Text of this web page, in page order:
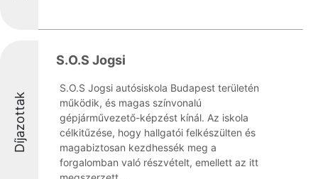
Díjazottak
S.O.S Jogsi
S.O.S Jogsi autósiskola Budapest területén
működik, és magas színvonalú
gépjárművezető-képzést kínál. Az iskola
célkitűzése, hogy hallgatói felkészülten és
magabiztosan kezdhessék meg a
forgalomban való részvételt, emellett az itt